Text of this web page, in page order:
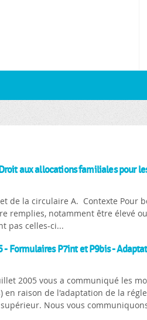
aux allocations familiales pour
de la circulaire A. Contexte Pour
remplies, notamment être élevé
pas celles-ci...
- Formulaires P7int et P9bis -
2005 vous a communiqué les
raison de l'adaptation de la
Nous vous